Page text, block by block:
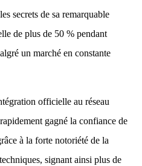
secrets de sa remarquable
de plus de 50 % pendant
un marché en constante
officielle au réseau
gagné la confiance de
à la forte notoriété de la
signant ainsi plus de